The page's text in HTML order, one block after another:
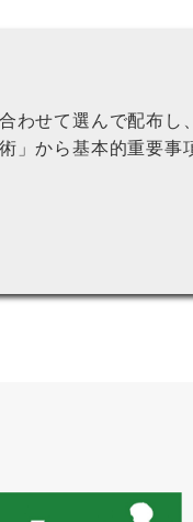
わせて選んで配布
」から基本的重要